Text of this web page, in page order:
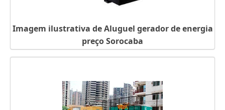
Imagem ilustrativa de Aluguel gerador de energia
preço Sorocaba